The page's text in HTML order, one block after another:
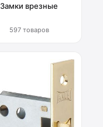
Замки врезные
597 товаров